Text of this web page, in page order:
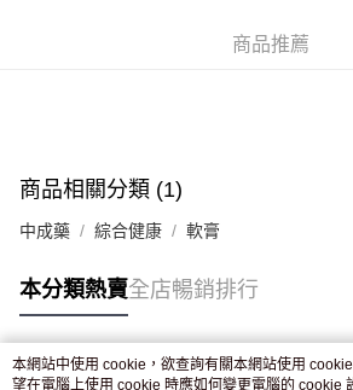
付款後門市自取，訂單確認後2-4個工作天到
商品推薦
商品相關分類 (1)
中成藥 綜合健康 軟膏
本分類熱賣全店暢銷排行
熱門標籤
本網站中使用 cookie，欲查詢有關本網站使用
望在電腦上使用 cookie 時應如何變更電腦的 cookie